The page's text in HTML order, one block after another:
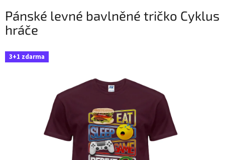
Pánské levné bavlněné tričko Cyklus
hráče
3+1 zdarma